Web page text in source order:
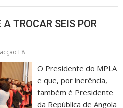
TROCAR SEIS POR
F8
O Presidente do MPLA
e que, por inerência,
também é Presidente
da República de Angola